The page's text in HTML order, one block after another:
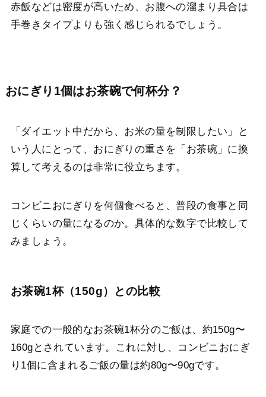
赤飯などは密度が高いため、お腹への溜まり具合は
手巻きタイプよりも強く感じられるでしょう。
おにぎり1個はお茶碗で何杯分？
「ダイエット中だから、お米の量を制限したい」と
いう人にとって、おにぎりの重さを「お茶碗」に換
算して考えるのは非常に役立ちます。
コンビニおにぎりを何個食べると、普段の食事と同
じくらいの量になるのか。具体的な数字で比較して
みましょう。
お茶碗1杯（150g）との比較
家庭での一般的なお茶碗1杯分のご飯は、約150g〜
160gとされています。これに対し、コンビニおにぎ
り1個に含まれるご飯の量は約80g〜90gです。